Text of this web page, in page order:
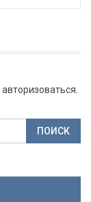
авторизоваться.